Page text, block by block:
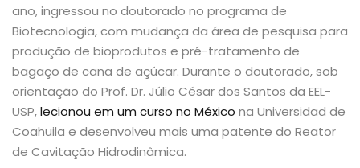
ano, ingressou no doutorado no programa de
Biotecnologia, com mudança da área de pesquisa para
produção de bioprodutos e pré-tratamento de
bagaço de cana de açúcar. Durante o doutorado, sob
orientação do Prof. Dr. Júlio César dos Santos da EEL-
USP,lecionou em um curso no México na Universidad de
Coahuila e desenvolveu mais uma patente do Reator
de Cavitação Hidrodinâmica.